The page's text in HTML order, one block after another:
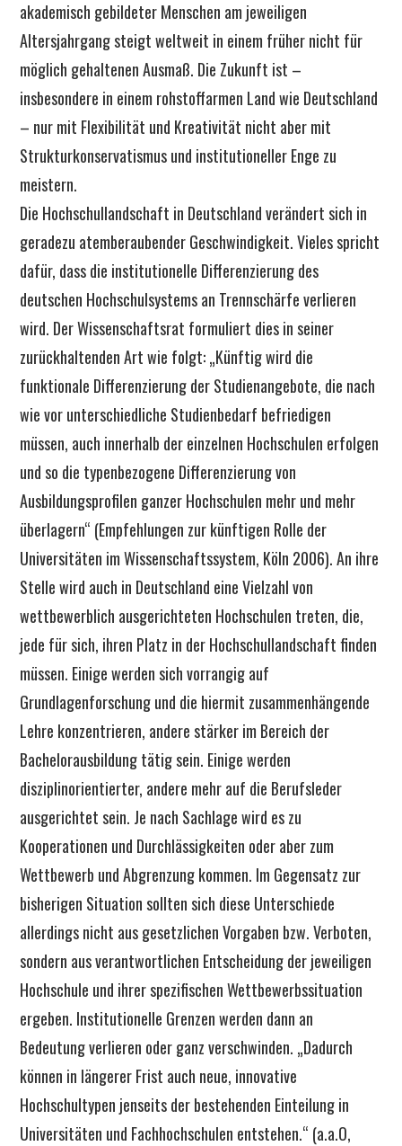
akademisch gebildeter Menschen am jeweiligen
Altersjahrgang steigt weltweit in einem früher nicht für
möglich gehaltenen Ausmaß. Die Zukunft ist –
insbesondere in einem rohstoffarmen Land wie Deutschland
– nur mit Flexibilität und Kreativität nicht aber mit
Strukturkonservatismus und institutioneller Enge zu
meistern.
Die Hochschullandschaft in Deutschland verändert sich in
geradezu atemberaubender Geschwindigkeit. Vieles spricht
dafür, dass die institutionelle Differenzierung des
deutschen Hochschulsystems an Trennschärfe verlieren
wird. Der Wissenschaftsrat formuliert dies in seiner
zurückhaltenden Art wie folgt: „Künftig wird die
funktionale Differenzierung der Studienangebote, die nach
wie vor unterschiedliche Studienbedarf befriedigen
müssen, auch innerhalb der einzelnen Hochschulen erfolgen
und so die typenbezogene Differenzierung von
Ausbildungsprofilen ganzer Hochschulen mehr und mehr
überlagern“ (Empfehlungen zur künftigen Rolle der
Universitäten im Wissenschaftssystem, Köln 2006). An ihre
Stelle wird auch in Deutschland eine Vielzahl von
wettbewerblich ausgerichteten Hochschulen treten, die,
jede für sich, ihren Platz in der Hochschullandschaft finden
müssen. Einige werden sich vorrangig auf
Grundlagenforschung und die hiermit zusammenhängende
Lehre konzentrieren, andere stärker im Bereich der
Bachelorausbildung tätig sein. Einige werden
disziplinorientierter, andere mehr auf die Berufsleder
ausgerichtet sein. Je nach Sachlage wird es zu
Kooperationen und Durchlässigkeiten oder aber zum
Wettbewerb und Abgrenzung kommen. Im Gegensatz zur
bisherigen Situation sollten sich diese Unterschiede
allerdings nicht aus gesetzlichen Vorgaben bzw. Verboten,
sondern aus verantwortlichen Entscheidung der jeweiligen
Hochschule und ihrer spezifischen Wettbewerbssituation
ergeben. Institutionelle Grenzen werden dann an
Bedeutung verlieren oder ganz verschwinden. „Dadurch
können in längerer Frist auch neue, innovative
Hochschultypen jenseits der bestehenden Einteilung in
Universitäten und Fachhochschulen entstehen.“ (a.a.O,